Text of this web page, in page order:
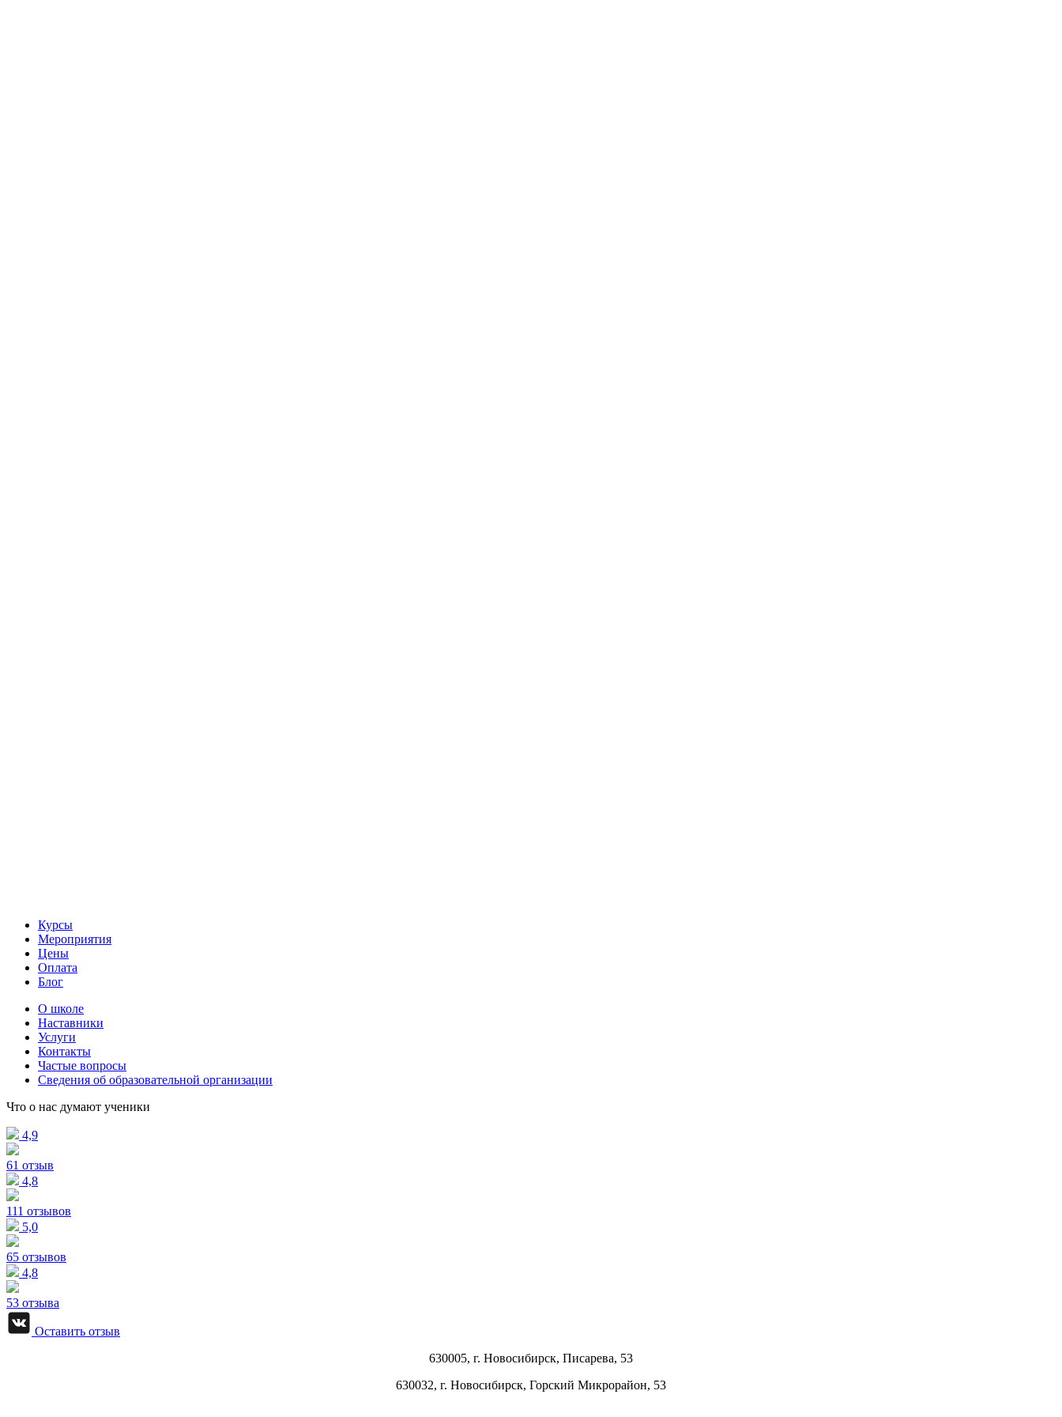
Курсы
Мероприятия
Цены
Оплата
Блог
О школе
Наставники
Услуги
Контакты
Частые вопросы
Сведения об образовательной организации
Что о нас думают ученики
4,9
61 отзыв
4,8
111 отзывов
5,0
65 отзывов
4,8
53 отзыва
Оставить отзыв
630005, г. Новосибирск, Писарева, 53
630032, г. Новосибирск, Горский Микрорайон, 53